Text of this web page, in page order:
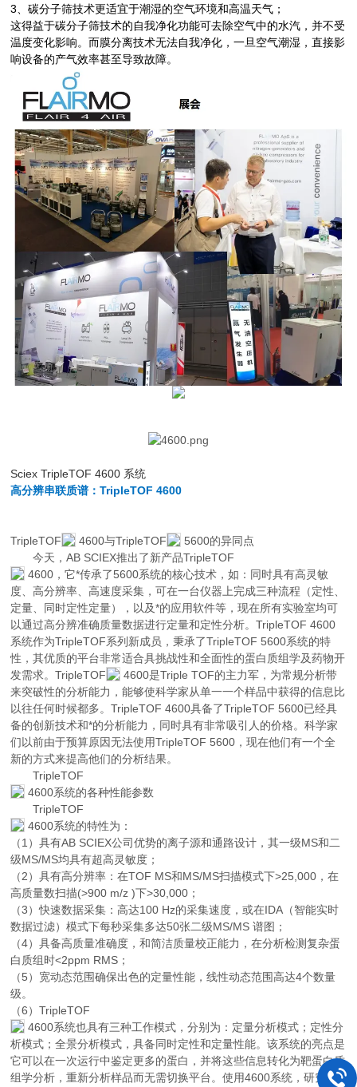
3 、碳分子筛技术更适宜于潮湿的空气环境和高温天气；
这得益于碳分子筛技术的自我净化功能可去除空气中的水汽，并不受
温度变化影响。而膜分离技术无法自我净化，一旦空气潮湿，直接影
响设备的产气效率甚至导致故障。
Sciex TripleTOF 4600 系统
高分辨串联质谱：TripleTOF 4600
TripleTOF 4600与TripleTOF
5600的异同点
今天，AB SCIEX推出了新产品TripleTOF
4600，它*传承了5600系统的核心技术，如：同时具有高灵敏
度、高分辨率、高速度采集，可在一台仪器上完成三种流程（定性、
定量、同时定性定量），以及*的应用软件等，现在所有实验室均可
以通过高分辨准确质量数据进行定量和定性分析。TripleTOF 4600
系统作为TripleTOF系列新成员，秉承了TripleTOF 5600系统的特
性，其优质的平台非常适合具挑战性和全面性的蛋白质组学及药物开
发需求。TripleTOF
4600是Triple TOF的主力军，为常规分析带
来突破性的分析能力，能够使科学家从单一一个样品中获得的信息比
以往任何时候都多。TripleTOF 4600具备了TripleTOF 5600已经具
备的创新技术和*的分析能力，同时具有非常吸引人的价格。科学家
们以前由于预算原因无法使用TripleTOF 5600，现在他们有一个全
新的方式来提高他们的分析结果。
TripleTOF
4600系统的各种性能参数
TripleTOF
4600系统的特性为：
（1）具有AB SCIEX公司优势的离子源和通路设计，其一级MS和二
级MS/MS均具有超高灵敏度；
（2）具有高分辨率：在TOF MS和MS/MS扫描模式下>25,000，在
高质量数扫描(>900 m/z )下>30,000；
（3）快速数据采集：高达100 Hz的采集速度，或在IDA（智能实时
数据过滤）模式下每秒采集多达50张二级MS/MS 谱图；
（4）具备高质量准确度，和简洁质量校正能力，在分析检测复杂蛋
白质组时<2ppm RMS；
（5）宽动态范围确保出色的定量性能，线性动态范围高达4个数量
级。
（6）TripleTOF
4600系统也具有三种工作模式，分别为：定量分析模式；定性分
析模式；全景分析模式，具备同时定性和定量性能。该系统的亮点是
它可以在一次运行中鉴定更多的蛋白，并将这些信息转化为靶蛋白质
组学分析，重新分析样品而无需切换平台。使用4600系统，研究人